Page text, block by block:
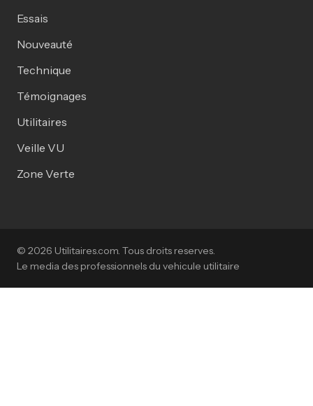
Essais
Nouveauté
Technique
Témoignages
Utilitaires
Veille VU
Zone Verte
© 2026 Utilitaires.com. Tous droits reserves.
Le media des professionnels du vehicule utilitaire